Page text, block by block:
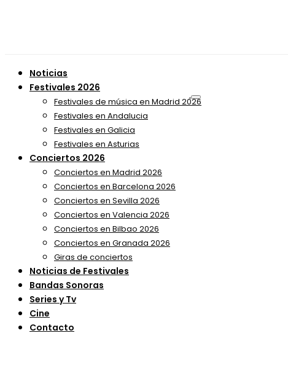
Noticias
Festivales 2026
Festivales de música en Madrid 2026
Festivales en Andalucia
Festivales en Galicia
Festivales en Asturias
Conciertos 2026
Conciertos en Madrid 2026
Conciertos en Barcelona 2026
Conciertos en Sevilla 2026
Conciertos en Valencia 2026
Conciertos en Bilbao 2026
Conciertos en Granada 2026
Giras de conciertos
Noticias de Festivales
Bandas Sonoras
Series y Tv
Cine
Contacto